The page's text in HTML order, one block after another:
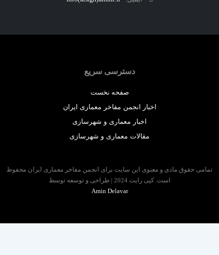
دسترسی سریع
صفحه نخست
اخبار انجمن مفاخر معماری ایران
اخبار معماری و شهرسازی
مقالات معماری و شهرسازی
حقوق مادی و معنوی این سایت برای انجمن مفاخر معماری ایران محفوظ
است. کپی رایت 2024 | طراحی و توسعه توسط
Amin Delavar